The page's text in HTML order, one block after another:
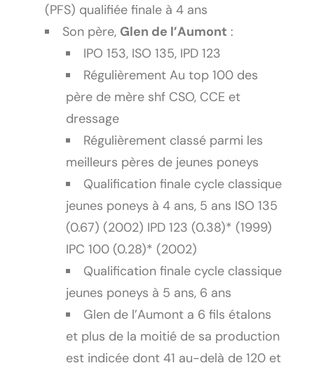
(PFS) qualifiée finale à 4 ans
Son père, Glen de l’Aumont :
IPO 153, ISO 135, IPD 123
Régulièrement Au top 100 des
père de mère shf CSO, CCE et
dressage
Régulièrement classé parmi les
meilleurs pères de jeunes poneys
Qualification finale cycle classique
jeunes poneys à 4 ans, 5 ans ISO 135
(0.67) (2002) IPD 123 (0.38)* (1999)
IPC 100 (0.28)* (2002)
Qualification finale cycle classique
jeunes poneys à 5 ans, 6 ans
Glen de l’Aumont a 6 fils étalons
et plus de la moitié de sa production
est indicée dont 41 au-delà de 120 et